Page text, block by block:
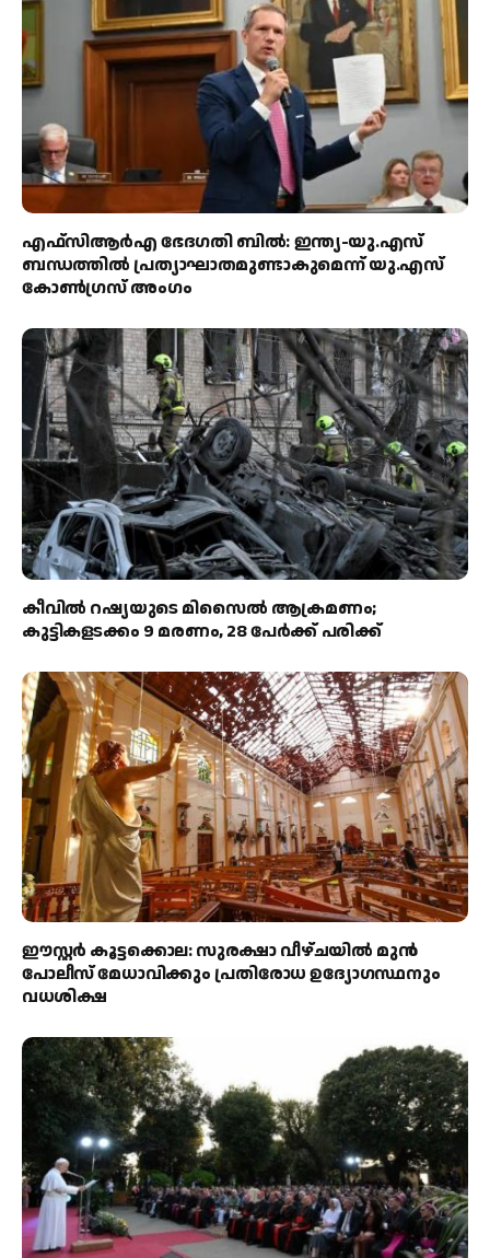
എഫ്‌സിആർഎ ഭേദഗതി ബിൽ: ഇന്ത്യ-യു.എസ്
ബന്ധത്തിൽ പ്രത്യാഘാതമുണ്ടാകുമെന്ന് യു.എസ്
കോൺഗ്രസ് അംഗം
കീവിൽ റഷ്യയുടെ മിസൈൽ ആക്രമണം;
കുട്ടികളടക്കം 9 മരണം, 28 പേർക്ക് പരിക്ക്
ഈസ്റ്റർ കൂട്ടക്കൊല: സുരക്ഷാ വീഴ്ചയിൽ മുൻ
പോലീസ് മേധാവിക്കും പ്രതിരോധ ഉദ്യോഗസ്ഥനും
വധശിക്ഷ